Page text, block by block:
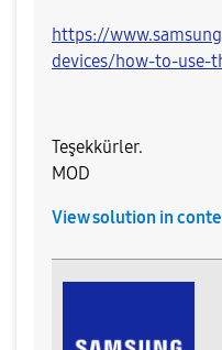
https://
devices/how-to-use-
Teşekkürler.
MOD​
View solution in